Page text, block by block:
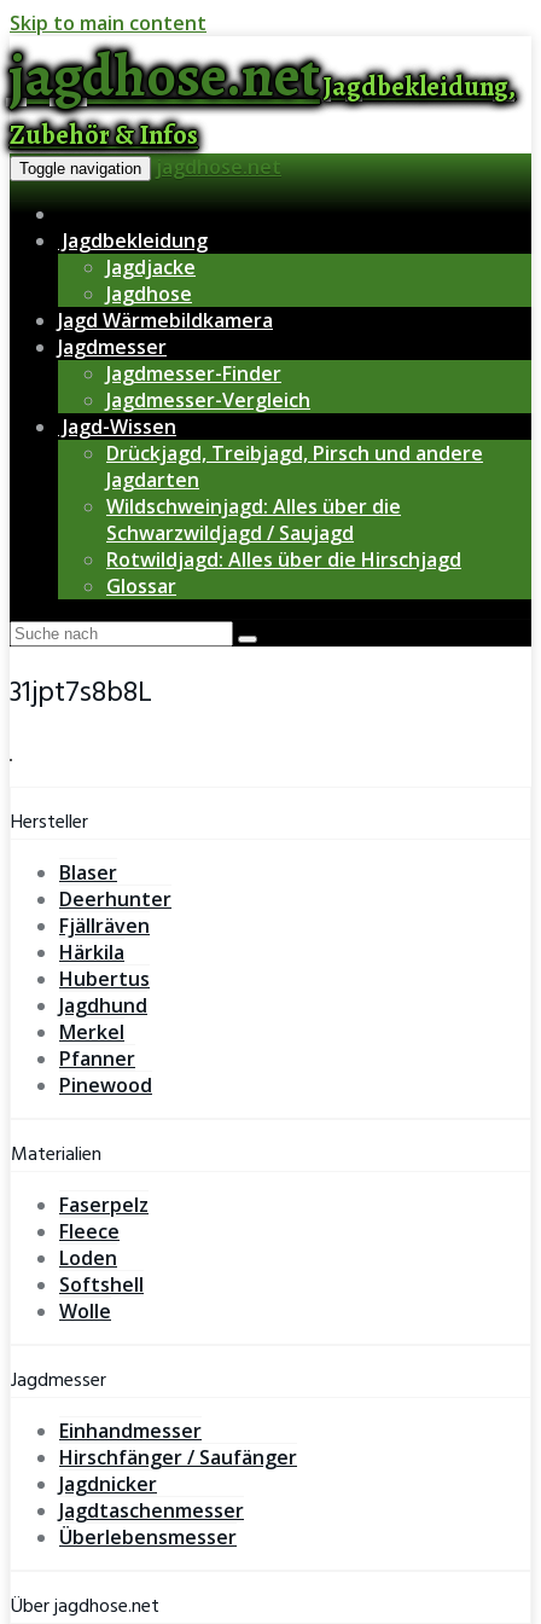
Skip to main content
jagdhose.netJagdbekleidung,
Zubehör & Infos
Toggle navigation jagdhose.net
Jagdbekleidung
Jagdjacke
Jagdhose
Jagd Wärmebildkamera
Jagdmesser
Jagdmesser-Finder
Jagdmesser-Vergleich
Jagd-Wissen
Drückjagd, Treibjagd, Pirsch und andere
Jagdarten
Wildschweinjagd: Alles über die
Schwarzwildjagd / Saujagd
Rotwildjagd: Alles über die Hirschjagd
Glossar
31jpt7s8b8L
Hersteller
Blaser
Deerhunter
Fjällräven
Härkila
Hubertus
Jagdhund
Merkel
Pfanner
Pinewood
Materialien
Faserpelz
Fleece
Loden
Softshell
Wolle
Jagdmesser
Einhandmesser
Hirschfänger / Saufänger
Jagdnicker
Jagdtaschenmesser
Überlebensmesser
Über jagdhose.net